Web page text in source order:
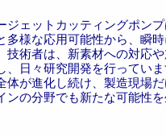
ジェットカッティングポン
多様な応用可能性から、瞬
技術者は、新素材への対応
、日々研究開発を行ってい
体が進化し続け、製造現場
ンの分野でも新たな可能性